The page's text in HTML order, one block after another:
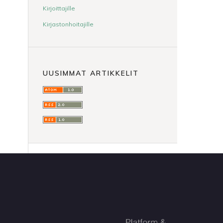
Kirjoittajille
Kirjastonhoitajille
UUSIMMAT ARTIKKELIT